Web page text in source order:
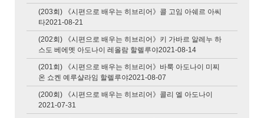
(203회) 《시편으로 배우는 히브리어》콜 고임 아쉐르 아씨
타2021-08-21
(202회) 《시편으로 배우는 히브리어》키 가바르 알레누 하
스도 베에멧 아도나이 레올람 할렐루야2021-08-14
(201회) 《시편으로 배우는 히브리어》바룩 아도나이 미찌
온 쇼켄 예루샬라임 할렐루야2021-08-07
(200회) 《시편으로 배우는 히브리어》콜리 엘 아도나이
2021-07-31